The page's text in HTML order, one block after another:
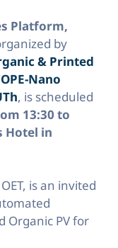
Platform,
by
& Printed
Nano
, is scheduled
13:30 to
Hotel in
is an invited
Organic PV for